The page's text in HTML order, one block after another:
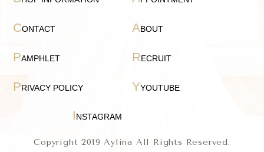
CONTACT ABOUT
PAMPHLET RECRUIT
PRIVACY POLICY YYOUTUBE
INSTAGRAM
Copyright 2019 Aylina All Rights Reserved.